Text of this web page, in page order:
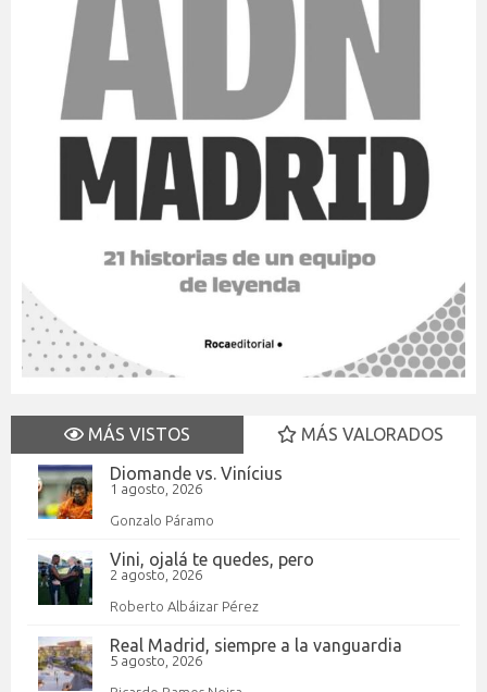
MÁS VISTOS
MÁS VALORADOS
Diomande vs. Vinícius
1 agosto, 2026
Gonzalo Páramo
Vini, ojalá te quedes, pero
2 agosto, 2026
Roberto Albáizar Pérez
Real Madrid, siempre a la vanguardia
5 agosto, 2026